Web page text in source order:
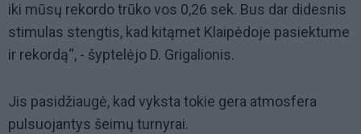
iki mūsų rekordo trūko vos 0,26 sek. Bus dar didesnis
stimulas stengtis, kad kitąmet Klaipėdoje pasiektume
ir rekordą“, - šyptelėjo D. Grigalionis.
Jis pasidžiaugė, kad vyksta tokie gera atmosfera
pulsuojantys šeimų turnyrai.